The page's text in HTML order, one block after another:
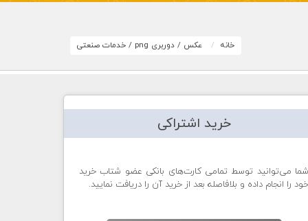
خانه عکس / دوربری png / خدمات صنعتی
خرید اشتراکی
شما می‌توانید توسط تمامی کارت‌های بانکی عضو شتاب خرید
خود را انجام داده و بلافاصله بعد از خرید آن را دریافت نمایید.